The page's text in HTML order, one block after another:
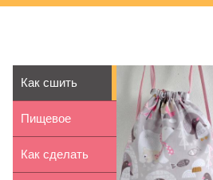
Как сшить
мешок для
сменной обуви
Пищевое
отравление у
Как сделать